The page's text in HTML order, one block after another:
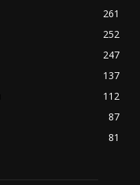
261
252
247
137
112
87
81